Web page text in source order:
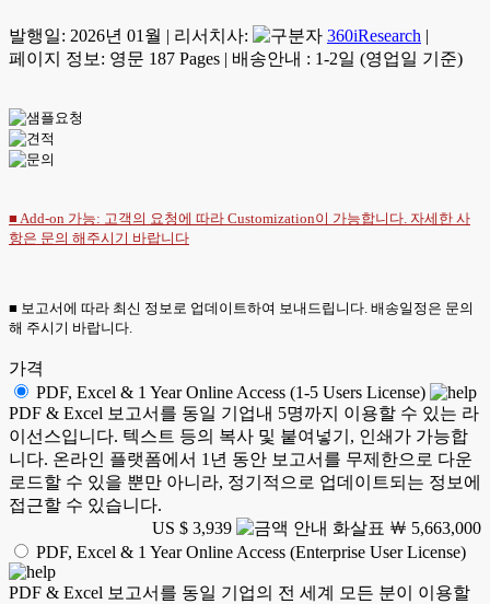
발행일: 2026년 01월 | 리서치사: 360iResearch |
페이지 정보: 영문 187 Pages | 배송안내 : 1-2일 (영업일 기준)
■ Add-on 가능: 고객의 요청에 따라 Customization이 가능합니다. 자세한 사
항은 문의 해주시기 바랍니다
■ 보고서에 따라 최신 정보로 업데이트하여 보내드립니다. 배송일정은 문의
해 주시기 바랍니다.
가격
PDF, Excel & 1 Year Online Access (1-5 Users License)
PDF & Excel 보고서를 동일 기업내 5명까지 이용할 수 있는 라
이선스입니다. 텍스트 등의 복사 및 붙여넣기, 인쇄가 가능합
니다. 온라인 플랫폼에서 1년 동안 보고서를 무제한으로 다운
로드할 수 있을 뿐만 아니라, 정기적으로 업데이트되는 정보에
접근할 수 있습니다.
US $ 3,939
￦ 5,663,000
PDF, Excel & 1 Year Online Access (Enterprise User License)
PDF & Excel 보고서를 동일 기업의 전 세계 모든 분이 이용할